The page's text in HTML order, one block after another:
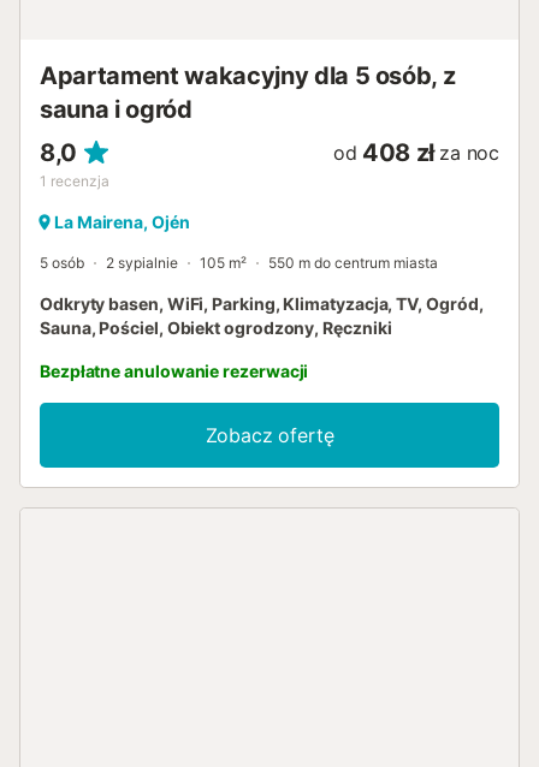
Apartament wakacyjny dla 5 osób, z
sauna i ogród
8,0
1 recenzja
od 408 zł za noc
La Mairena, Ojén
5 osób 2 sypialnie 105 m² 550 m do centrum miasta
Odkryty basen, WiFi, Parking, Klimatyzacja, TV, Ogród,
Sauna, Pościel, Obiekt ogrodzony, Ręczniki
Bezpłatne anulowanie rezerwacji
Zobacz ofertę